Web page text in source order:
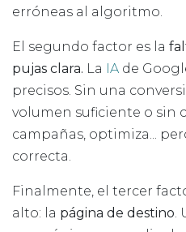
erróneas al algoritmo.
El segundo factor es la
pujas clara. La IA de
precisos. Sin una
volumen suficiente o sin
campañas, optimiza...
correcta.
Finalmente, el tercer
alto: la página de destino